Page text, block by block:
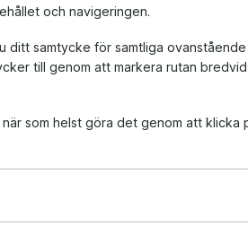
och navigeringen.
samtycke för samtliga
till genom att markera rutan
som helst göra det genom att